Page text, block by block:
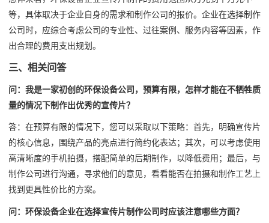
等，具体取决于企业自身的需求和制作公司的报价。企业在选择制作
公司时，应综合考虑公司的专业性、过往案例、服务内容等因素，作
出合理的费用支出规划。
三、相关问答
问：我是一家初创的环保设备公司，预算有限，怎样才能在不牺牲质
量的情况下制作出优秀的宣传片？
答：在预算有限的情况下，您可以采取以下策略：首先，明确宣传片
的核心信息，围绕产品的亮点进行简约化表达；其次，可以考虑使用
高清晰度的手机拍摄，搭配简单的后期制作，以降低费用；最后，与
制作公司进行沟通，寻求他们的意见，看看能否在拍摄和制作工艺上
找到更具性价比的方案。
问：环保设备企业在选择宣传片制作公司时应该注意哪些方面？